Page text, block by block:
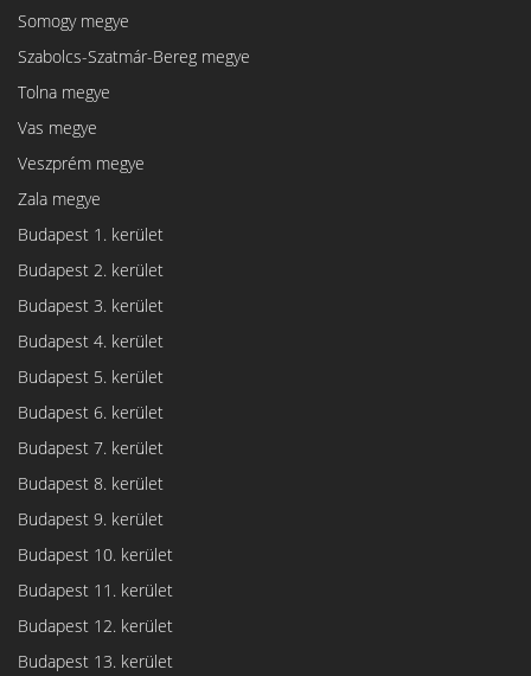
Somogy megye
Szabolcs-Szatmár-Bereg megye
Tolna megye
Vas megye
Veszprém megye
Zala megye
Budapest 1. kerület
Budapest 2. kerület
Budapest 3. kerület
Budapest 4. kerület
Budapest 5. kerület
Budapest 6. kerület
Budapest 7. kerület
Budapest 8. kerület
Budapest 9. kerület
Budapest 10. kerület
Budapest 11. kerület
Budapest 12. kerület
Budapest 13. kerület